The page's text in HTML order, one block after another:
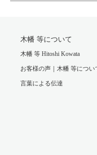
木幡 等について
木幡 等 Hitoshi Kowata
お客様の声｜木幡 等につい
言葉による伝達